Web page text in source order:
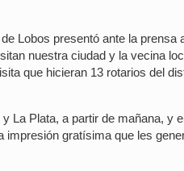
Lobos presentó ante la prensa
nuestra ciudad y la vecina
que hicieran 13 rotarios del
La Plata, a partir de mañana, y
gratísima que les